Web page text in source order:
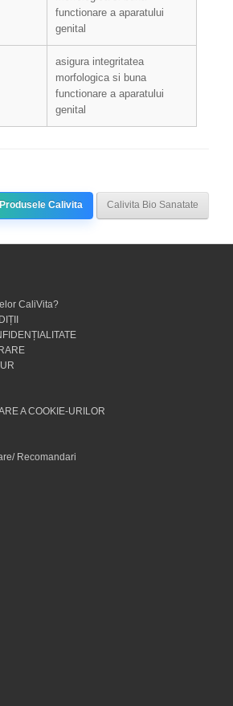
functionare a aparatului
genital
asigura integritatea
morfologica si buna
functionare a aparatului
genital
Calivita Calivita Bio Sanatate
CaliVita?
A COOKIE-URILOR
Recomandari